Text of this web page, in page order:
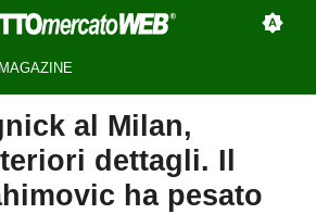
MAGAZINE
al Milan,
dettagli. Il
ha pesato